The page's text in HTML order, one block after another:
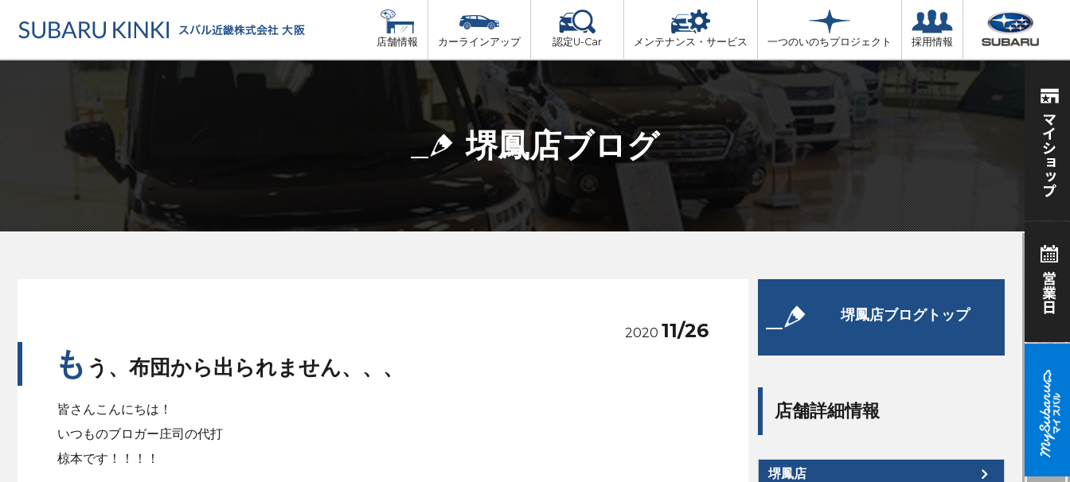
店舗情報
店舗情報 店舗一覧
地域でさがす
地図でさがす
試乗車でさがす
大阪府北部
大阪府市内
大阪府南部
カーラインアップ
カーラインアップ
カーラインアップ一覧
乗用車
軽自動車
認定U-Car メンテナンス・サービス
メンテナンス・サービス
メンテナンス・サービストップ
車検・定期点検をする
カーケアをする
車検（法定24か月点検）
法定 12ヶ月 点検
6ヶ月ごとの セーフティ チェック
車検 3ヶ月前 無料診断
一つのいのちプロジェクト 採用情報
堺鳳店ブログ
2020 11/26
も う、布団から出られません、、、
皆さんこんにちは！
いつものブロガー庄司の代打
椋本です！！！！
堺鳳店ブログトップ
店舗詳細情報
堺鳳店